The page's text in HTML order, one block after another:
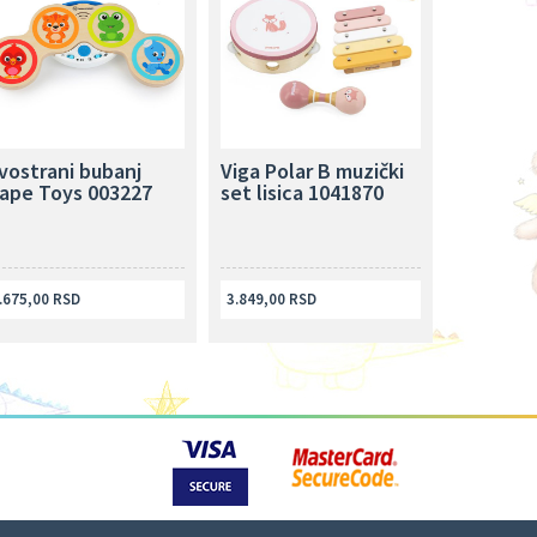
bubanj
Toys 003227
RSD
Viga Polar B muzički
set lisica 1041870
3.849,00 RSD